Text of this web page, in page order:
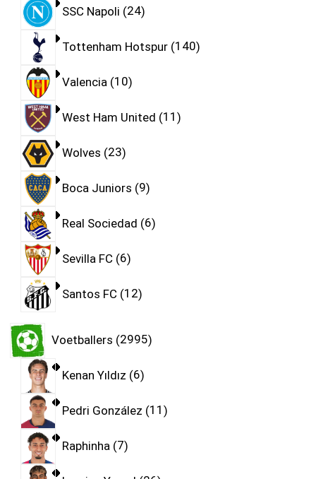
SSC Napoli 24
Tottenham Hotspur 140
Valencia 10
West Ham United 11
Wolves 23
Boca Juniors 9
Real Sociedad 6
Sevilla FC 6
Santos FC 12
Voetballers 2995
Kenan Yıldız 6
Pedri González 11
Raphinha 7